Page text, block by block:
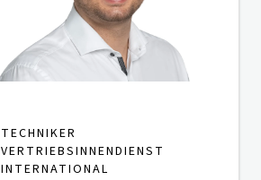
TECHNIKER
VERTRIEBSINNENDIENST
INTERNATIONAL